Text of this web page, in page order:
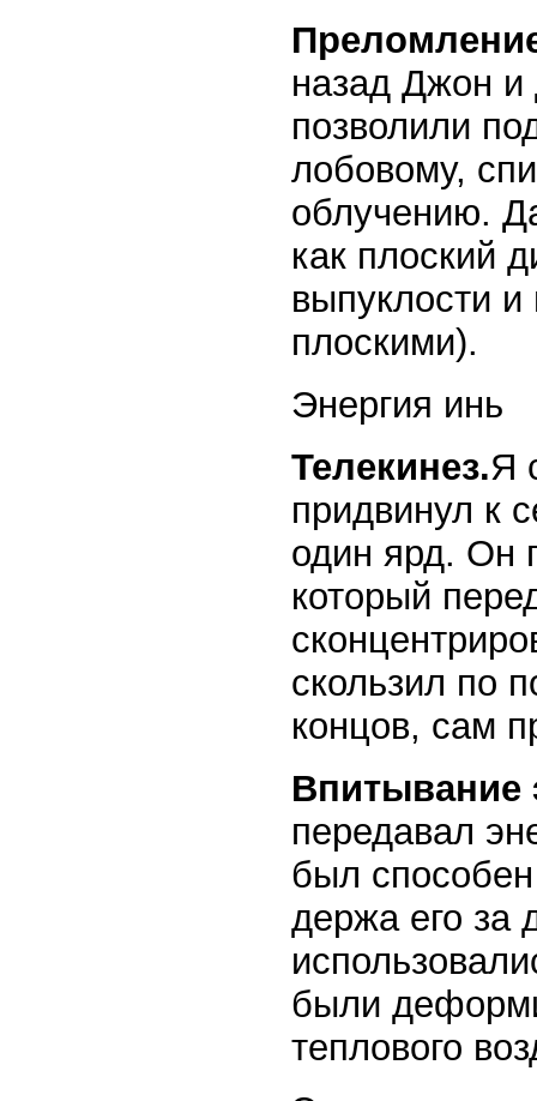
назад Джон и
позволили
лобовому,
облучению.
как плоский
выпуклости
плоскими).
Энергия инь
Телекинез.Я
придвинул к
один ярд. Он
который
скользил по
концов, сам
Впитывание
передавал
был
держа его за
были
теплового